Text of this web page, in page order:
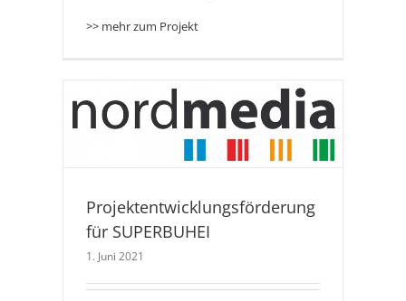
>> mehr zum Projekt
Projektentwicklungsförderung
für SUPERBUHEI
1. Juni 2021